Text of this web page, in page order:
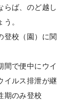
らば、のど越し
。
登校（園）に関
で便中にウイ
イルス排泄が継
期のみ登校